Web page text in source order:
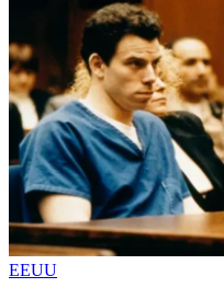
EEUU